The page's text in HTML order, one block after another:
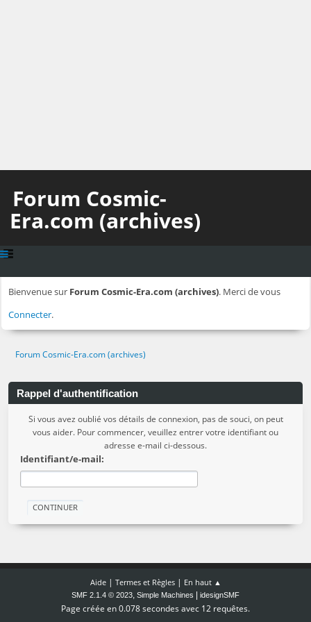
Forum Cosmic-
Era.com (archives)
Bienvenue sur Forum Cosmic-Era.com (archives). Merci de vous
Connecter.
Forum Cosmic-Era.com (archives)
Rappel d'authentification
Si vous avez oublié vos détails de connexion, pas de souci, on peut
vous aider. Pour commencer, veuillez entrer votre identifiant ou
adresse e-mail ci-dessous.
Identifiant/e-mail:
Aide| Termes et Règles| En haut ▲
SMF 2.1.4 © 2023, Simple Machines idesignSMF
Page créée en 0.078 secondes avec 12 requêtes.